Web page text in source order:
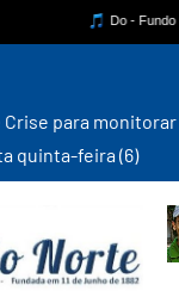
para monitorar
feira (6)